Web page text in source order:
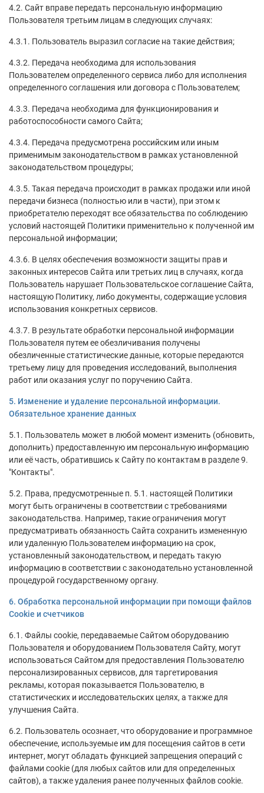
4.2. Сайт вправе передать персональную информацию
Пользователя третьим лицам в следующих случаях:
4.3.1. Пользователь выразил согласие на такие действия;
4.3.2. Передача необходима для использования
Пользователем определенного сервиса либо для исполнения
определенного соглашения или договора с Пользователем;
4.3.3. Передача необходима для функционирования и
работоспособности самого Сайта;
4.3.4. Передача предусмотрена российским или иным
применимым законодательством в рамках установленной
законодательством процедуры;
4.3.5. Такая передача происходит в рамках продажи или иной
передачи бизнеса (полностью или в части), при этом к
приобретателю переходят все обязательства по соблюдению
условий настоящей Политики применительно к полученной им
персональной информации;
4.3.6. В целях обеспечения возможности защиты прав и
законных интересов Сайта или третьих лиц в случаях, когда
Пользователь нарушает Пользовательское соглашение Сайта,
настоящую Политику, либо документы, содержащие условия
использования конкретных сервисов.
4.3.7. В результате обработки персональной информации
Пользователя путем ее обезличивания получены
обезличенные статистические данные, которые передаются
третьему лицу для проведения исследований, выполнения
работ или оказания услуг по поручению Сайта.
5. Изменение и удаление персональной информации.
Обязательное хранение данных
5.1. Пользователь может в любой момент изменить (обновить,
дополнить) предоставленную им персональную информацию
или её часть, обратившись к Сайту по контактам в разделе 9.
"Контакты".
5.2. Права, предусмотренные п. 5.1. настоящей Политики
могут быть ограничены в соответствии с требованиями
законодательства. Например, такие ограничения могут
предусматривать обязанность Сайта сохранить измененную
или удаленную Пользователем информацию на срок,
установленный законодательством, и передать такую
информацию в соответствии с законодательно установленной
процедурой государственному органу.
6. Обработка персональной информации при помощи файлов
Cookie и счетчиков
6.1. Файлы cookie, передаваемые Сайтом оборудованию
Пользователя и оборудованием Пользователя Сайту, могут
использоваться Сайтом для предоставления Пользователю
персонализированных сервисов, для таргетирования
рекламы, которая показывается Пользователю, в
статистических и исследовательских целях, а также для
улучшения Сайта.
6.2. Пользователь осознает, что оборудование и программное
обеспечение, используемые им для посещения сайтов в сети
интернет, могут обладать функцией запрещения операций с
файлами cookie (для любых сайтов или для определенных
сайтов), а также удаления ранее полученных файлов cookie.